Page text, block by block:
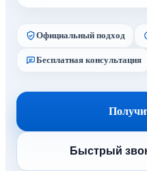
Официальный подход
Бесплатная консультация
Быстрый